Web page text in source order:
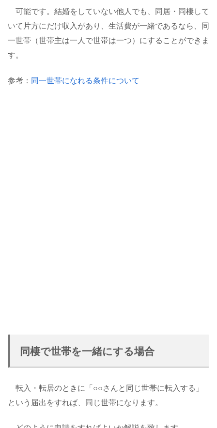
可能です。結婚をしていない他人でも、同居・同棲して
いて片方にだけ収入があり、生活費が一緒であるなら、同
一世帯（世帯主は一人で世帯は一つ）にすることができま
す。
参考： 同一世帯になれる条件について
同棲で世帯を一緒にする場合
転入・転居のときに「○○さんと同じ世帯に転入する」
という届出をすれば、同じ世帯になります。